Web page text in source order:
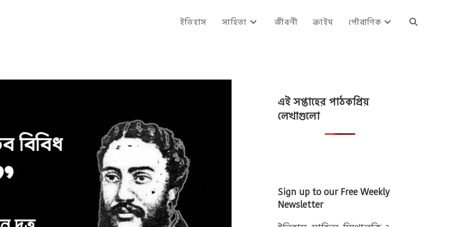
ইতিহাস সাহিত্য জীবনী ক্রাইম পৌরাণিক Toggle
এই সপ্তাহের পাঠকপ্রিয়
লেখাগুলো
Sign up to our Free Weekly
Newsletter